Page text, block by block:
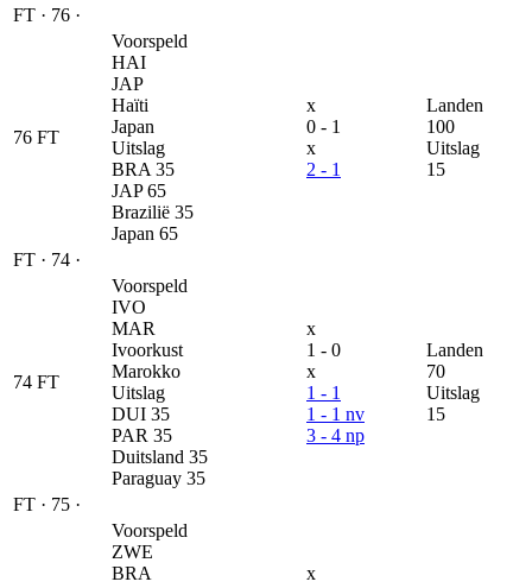
FT · 76 ·
76 FT
Voorspeld
HAI
JAP
Haïti
Japan
Uitslag
BRA 35
JAP 65
Brazilië 35
Japan 65
x
0 - 1
x
2 - 1
Landen
100
Uitslag
15
FT · 74 ·
74 FT
Voorspeld
IVO
MAR
Ivoorkust
Marokko
Uitslag
DUI 35
PAR 35
Duitsland 35
Paraguay 35
x
1 - 0
x
1 - 1
1 - 1 nv
3 - 4 np
Landen
70
Uitslag
15
FT · 75 ·
Voorspeld
ZWE
BRA
x